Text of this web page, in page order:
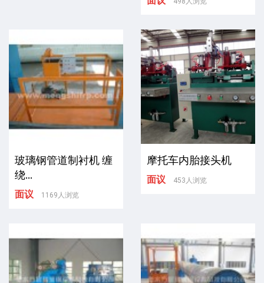
玻璃钢管道制衬机 缠
绕...
面议 1169人浏览
摩托车内胎接头机
面议 453人浏览